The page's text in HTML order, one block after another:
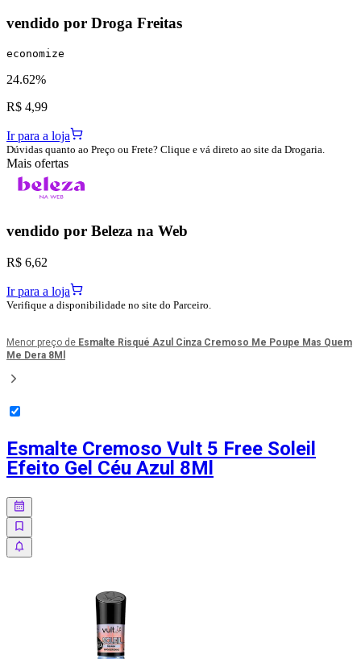
vendido por Droga Freitas
economize
24.62%
R$ 4,99
Ir para a loja
Dúvidas quanto ao Preço ou Frete? Clique e vá direto ao site da Drogaria.
Mais ofertas
vendido por Beleza na Web
R$ 6,62
Ir para a loja
Verifique a disponibilidade no site do Parceiro.
Menor preço de Esmalte Risqué Azul Cinza Cremoso Me Poupe Mas Quem
Me Dera 8Ml
Esmalte Cremoso Vult 5 Free Soleil
Efeito Gel Céu Azul 8Ml